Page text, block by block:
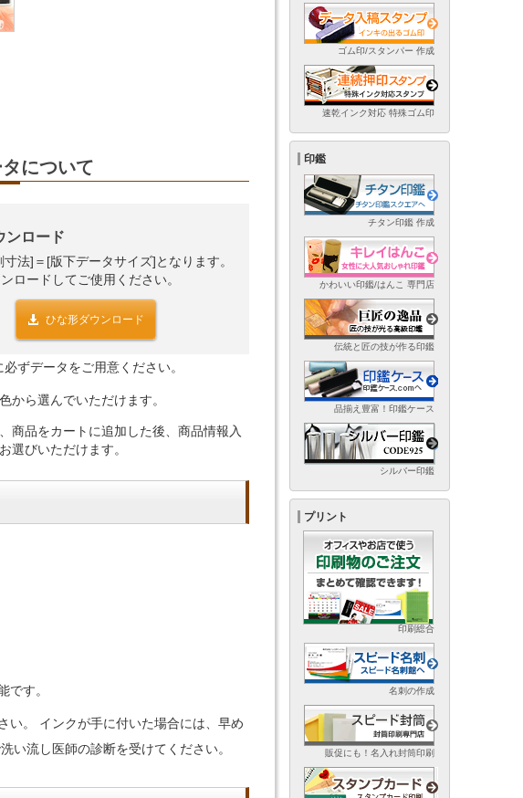
について
ンロード
法]＝[版下データサイズ]となります。
ロードしてご使用ください。
ひな形ダウンロード
必ずデータをご用意ください。
から選んでいただけます。
商品をカートに追加した後、商品情報入
選びいただけます。
です。
い。 インクが手に付いた場合には、早め
い流し医師の診断を受けてください。
ゴム印/スタンパー 作成
速乾インク対応 特殊ゴム印
印鑑
チタン印鑑 作成
かわいい印鑑/はんこ 専門店
伝統と匠の技が作る印鑑
品揃え豊富！印鑑ケース
シルバー印鑑
プリント
印刷総合
名刺の作成
販促にも！名入れ封筒印刷